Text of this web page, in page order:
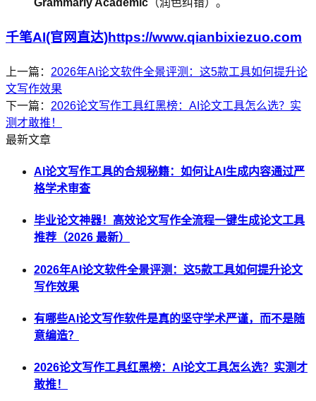
Grammarly Academic （润色纠错）。
千笔AI(官网直达)https://www.qianbixiezuo.com
上一篇： 2026年AI论文软件全景评测：这5款工具如何提升论
文写作效果
下一篇： 2026论文写作工具红黑榜：AI论文工具怎么选？实
测才敢推！
最新文章
AI论文写作工具的合规秘籍：如何让AI生成内容通过严
格学术审查
毕业论文神器！高效论文写作全流程一键生成论文工具
推荐（2026 最新）
2026年AI论文软件全景评测：这5款工具如何提升论文
写作效果
有哪些AI论文写作软件是真的坚守学术严谨，而不是随
意编造？
2026论文写作工具红黑榜：AI论文工具怎么选？实测才
敢推！